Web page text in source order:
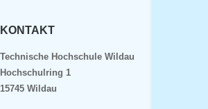
KONTAKT
Technische Hochschule Wildau
Hochschulring 1
15745 Wildau